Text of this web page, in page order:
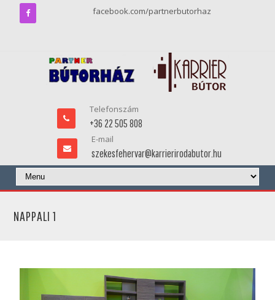
facebook.com/partnerbutorhaz
Telefonszám
+36 22 505 808
E-mail
szekesfehervar@karrierirodabutor.hu
NAPPALI 1